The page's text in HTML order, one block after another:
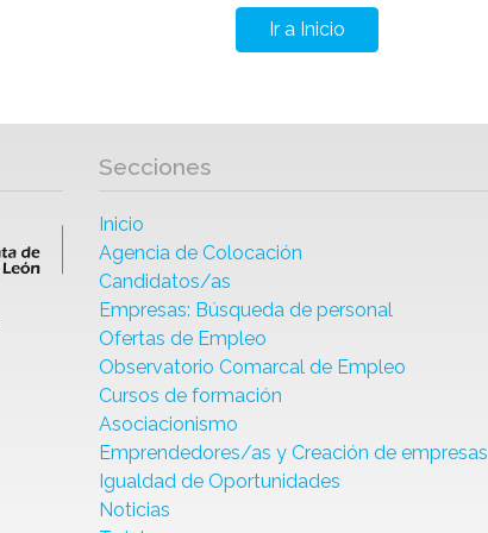
Ir a Inicio
Secciones
Inicio
Agencia de Colocación
Candidatos/as
Empresas: Búsqueda de personal
Ofertas de Empleo
Observatorio Comarcal de Empleo
Cursos de formación
Asociacionismo
Emprendedores/as y Creación de empresas
Igualdad de Oportunidades
Noticias